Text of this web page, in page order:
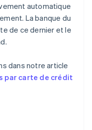
automatique
La banque du
de ce dernier et le
dans notre article
par carte de crédit